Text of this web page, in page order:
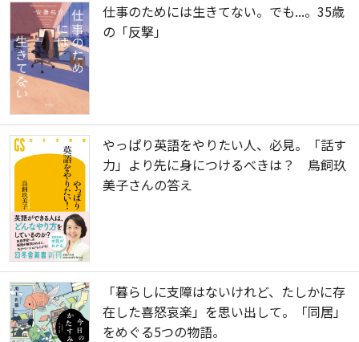
仕事のためには生きてない。でも...。35歳
の「反撃」
やっぱり英語をやりたい人、必見。「話す
力」より先に身につけるべきは？ 鳥飼玖
美子さんの答え
「暮らしに支障はないけれど、たしかに存
在した喜怒哀楽」を思い出して。「同居」
をめぐる5つの物語。